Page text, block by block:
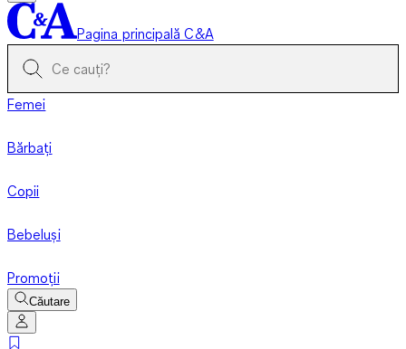
Pagina principală C&A
Femei
Bărbați
Copii
Bebeluși
Promoții
Căutare